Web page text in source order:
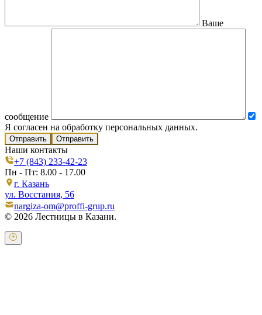
Ваше
сообщение
Я согласен на обработку персональных данных.
Отправить
Наши контакты
+7 (843) 233-42-23
Пн - Пт: 8.00 - 17.00
г. Казань
ул. Восстания, 56
nargiza-om@proffi-grup.ru
© 2026 Лестницы в Казани.